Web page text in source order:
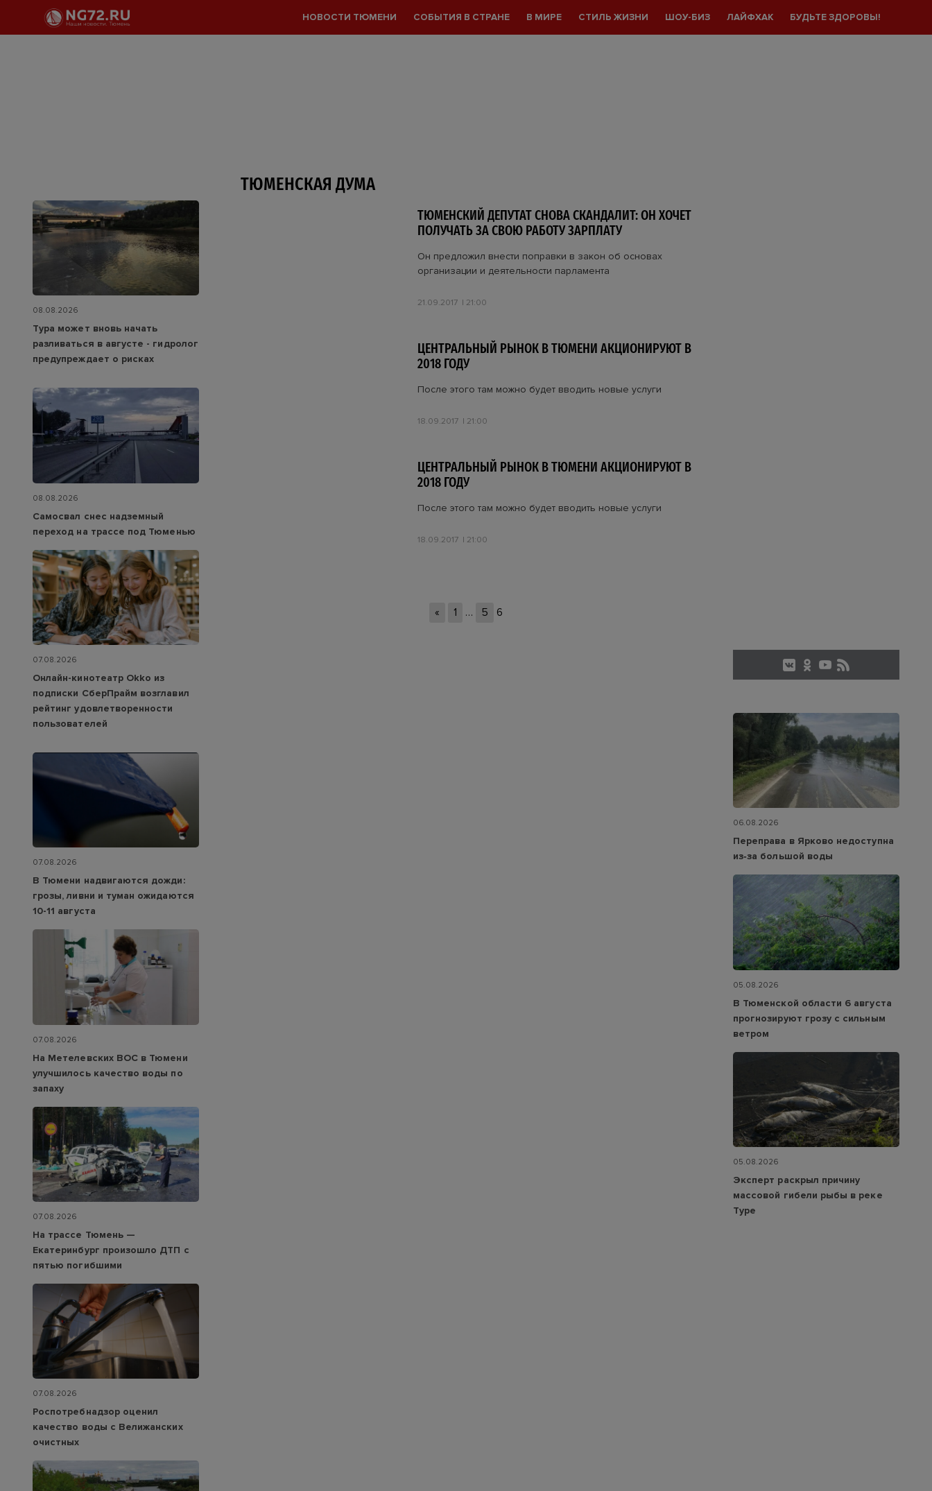
НОВОСТИ ТЮМЕНИ СОБЫТИЯ В СТРАНЕ В МИРЕ СТИЛЬ ЖИЗНИ ШОУ-БИЗ ЛАЙФХАК БУДЬТЕ ЗДОРОВЫ!
ТЮМЕНСКАЯ ДУМА
ТЮМЕНСКИЙ ДЕПУТАТ СНОВА СКАНДАЛИТ: ОН ХОЧЕТ
ПОЛУЧАТЬ ЗА СВОЮ РАБОТУ ЗАРПЛАТУ
Он предложил внести поправки в закон об основах
организации и деятельности парламента
21.09.2017 21:00
ЦЕНТРАЛЬНЫЙ РЫНОК В ТЮМЕНИ АКЦИОНИРУЮТ В
2018 ГОДУ
После этого там можно будет вводить новые услуги
18.09.2017 21:00
ЦЕНТРАЛЬНЫЙ РЫНОК В ТЮМЕНИ АКЦИОНИРУЮТ В
2018 ГОДУ
После этого там можно будет вводить новые услуги
18.09.2017 21:00
« 1 … 5 6
08.08.2026
Тура может вновь начать
разливаться в августе - гидролог
предупреждает о рисках
08.08.2026
Самосвал снес надземный
переход на трассе под Тюменью
07.08.2026
Онлайн-кинотеатр Okko из
подписки СберПрайм возглавил
рейтинг удовлетворенности
пользователей
07.08.2026
В Тюмени надвигаются дожди:
грозы, ливни и туман ожидаются
10-11 августа
07.08.2026
На Метелевских ВОС в Тюмени
улучшилось качество воды по
запаху
07.08.2026
На трассе Тюмень —
Екатеринбург произошло ДТП с
пятью погибшими
07.08.2026
Роспотребнадзор оценил
качество воды с Велижанских
очистных
06.08.2026
Переправа в Ярково недоступна
из‑за большой воды
05.08.2026
В Тюменской области 6 августа
прогнозируют грозу с сильным
ветром
05.08.2026
Эксперт раскрыл причину
массовой гибели рыбы в реке
Туре